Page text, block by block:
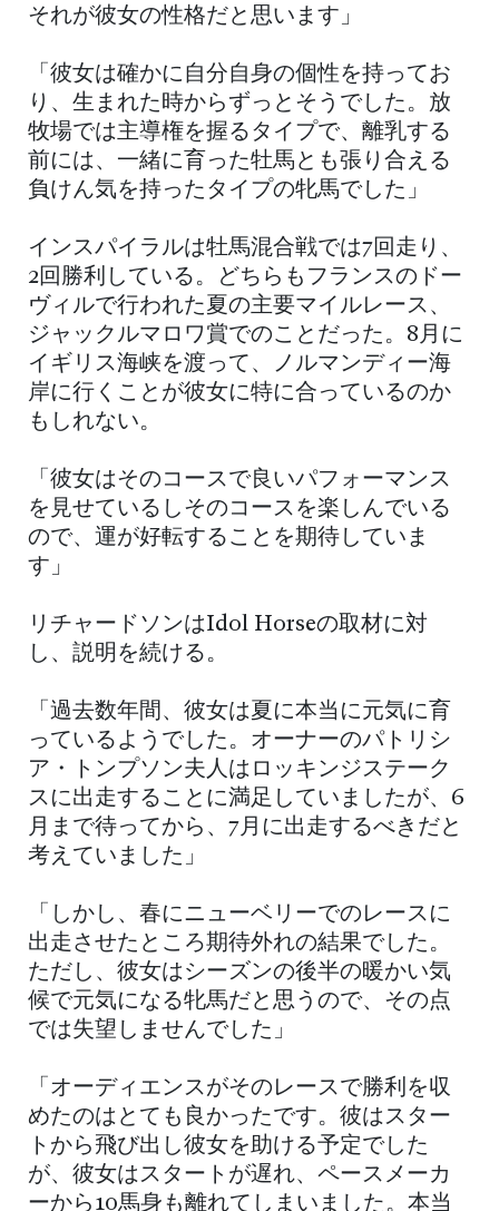
それが彼女の性格だと思います」
「彼女は確かに自分自身の個性を持ってお
り、生まれた時からずっとそうでした。放
牧場では主導権を握るタイプで、離乳する
前には、一緒に育った牡馬とも張り合える
負けん気を持ったタイプの牝馬でした」
インスパイラルは牡馬混合戦では7回走り、
2回勝利している。どちらもフランスのドー
ヴィルで行われた夏の主要マイルレース、
ジャックルマロワ賞でのことだった。8月に
イギリス海峡を渡って、ノルマンディー海
岸に行くことが彼女に特に合っているのか
もしれない。
「彼女はそのコースで良いパフォーマンス
を見せているしそのコースを楽しんでいる
ので、運が好転することを期待していま
す」
リチャードソンはIdol Horseの取材に対
し、説明を続ける。
「過去数年間、彼女は夏に本当に元気に育
っているようでした。オーナーのパトリシ
ア・トンプソン夫人はロッキンジステーク
スに出走することに満足していましたが、6
月まで待ってから、7月に出走するべきだと
考えていました」
「しかし、春にニューベリーでのレースに
出走させたところ期待外れの結果でした。
ただし、彼女はシーズンの後半の暖かい気
候で元気になる牝馬だと思うので、その点
では失望しませんでした」
「オーディエンスがそのレースで勝利を収
めたのはとても良かったです。彼はスター
トから飛び出し彼女を助ける予定でした
が、彼女はスタートが遅れ、ペースメーカ
ーから10馬身も離れてしまいました。本当